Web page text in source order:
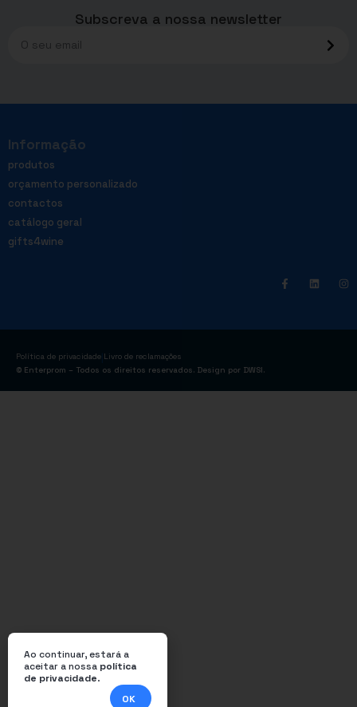
Subscreva a nossa newsletter
Informação
produtos
orçamento personalizado
contactos
catálogo geral
gifts4wine
Política de privacidade Livro de reclamações
© Enterprom – Todos os direitos reservados. Design por DWSI.
Ao continuar, estará a
aceitar a nossa política
de privacidade.
OK